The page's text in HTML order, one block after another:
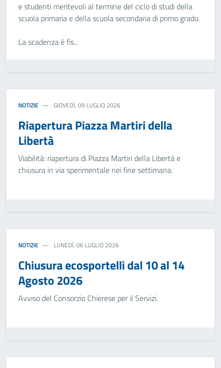
e studenti meritevoli al termine del ciclo di studi della
scuola primaria e della scuola secondaria di primo grado.
La scadenza è fis...
NOTIZIE GIOVEDÌ, 09 LUGLIO 2026
Riapertura Piazza Martiri della
Libertà
Viabilità: riapertura di Piazza Martiri della Libertà e
chiusura in via sperimentale nei fine settimana.
NOTIZIE LUNEDÌ, 06 LUGLIO 2026
Chiusura ecosportelli dal 10 al 14
Agosto 2026
Avviso del Consorzio Chierese per il Servizi.